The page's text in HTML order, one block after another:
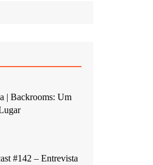
| Backrooms: Um
#142 – Entrevista